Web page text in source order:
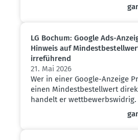
LG Bochum: Google Ads-
Hinweis auf
irreführend
21. Mai 2026
Wer in einer Google-Anzeige
einen Mindestbestellwert
handelt er wettbewerbswidrig.